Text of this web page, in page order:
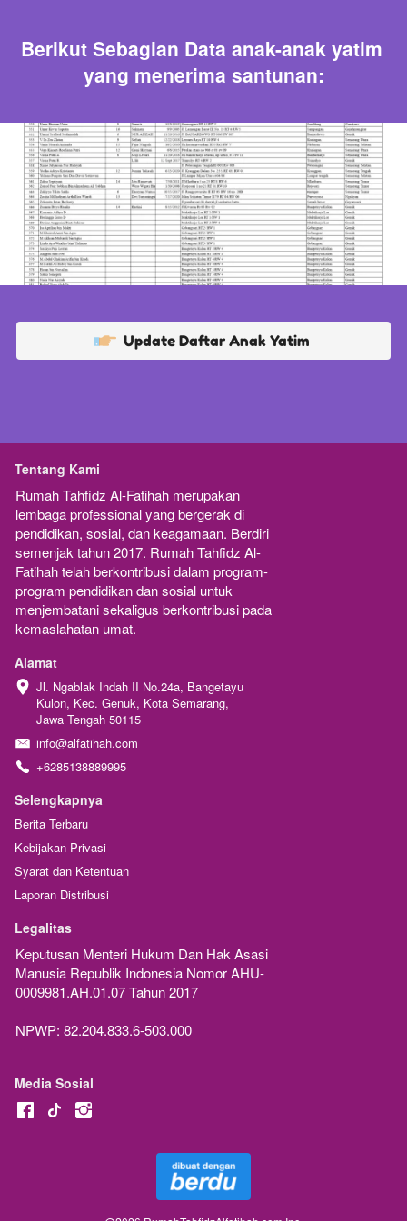
Berikut Sebagian Data anak-anak yatim
yang menerima santunan:
` Update Daftar Anak Yatim
Tentang Kami
Rumah Tahfidz Al-Fatihah merupakan
lembaga professional yang bergerak di
pendidikan, sosial, dan keagamaan. Berdiri
semenjak tahun 2017. Rumah Tahfidz Al-
Fatihah telah berkontribusi dalam program-
program pendidikan dan sosial untuk
menjembatani sekaligus berkontribusi pada
kemaslahatan umat.
Alamat
Jl. Ngablak Indah II No.24a, Bangetayu
Kulon, Kec. Genuk, Kota Semarang,
Jawa Tengah 50115
info@alfatihah.com
+6285138889995
Selengkapnya
Berita Terbaru
Kebijakan Privasi
Syarat dan Ketentuan
Laporan Distribusi
Legalitas
Keputusan Menteri Hukum Dan Hak Asasi
Manusia Republik Indonesia Nomor AHU-
0009981.AH.01.07 Tahun 2017
NPWP: 82.204.833.6-503.000
Media Sosial